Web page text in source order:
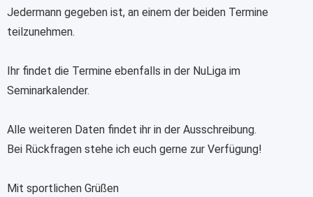
Jedermann gegeben ist, an einem der beiden Termine
teilzunehmen.
Ihr findet die Termine ebenfalls in der NuLiga im
Seminarkalender.
Alle weiteren Daten findet ihr in der Ausschreibung.
Bei Rückfragen stehe ich euch gerne zur Verfügung!
Mit sportlichen Grüßen